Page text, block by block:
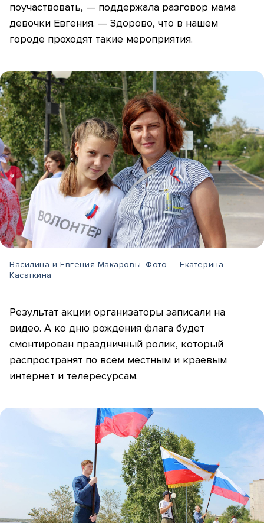
поучаствовать, — поддержала разговор мама
девочки Евгения. — Здорово, что в нашем
городе проходят такие мероприятия.
Василина и Евгения Макаровы. Фото — Екатерина
Касаткина
Результат акции организаторы записали на
видео. А ко дню рождения флага будет
смонтирован праздничный ролик, который
распространят по всем местным и краевым
интернет и телересурсам.